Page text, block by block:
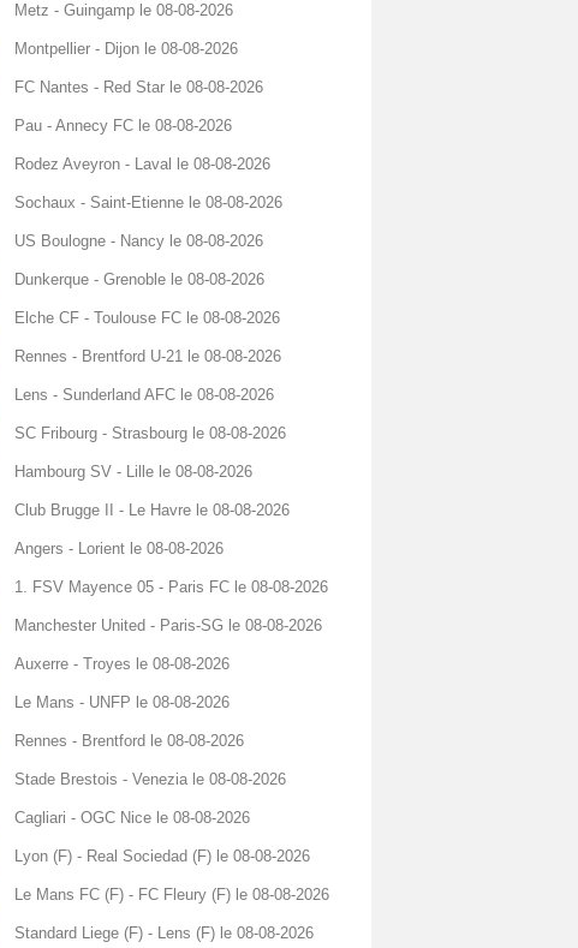
Metz - Guingamp le 08-08-2026
Montpellier - Dijon le 08-08-2026
FC Nantes - Red Star le 08-08-2026
Pau - Annecy FC le 08-08-2026
Rodez Aveyron - Laval le 08-08-2026
Sochaux - Saint-Etienne le 08-08-2026
US Boulogne - Nancy le 08-08-2026
Dunkerque - Grenoble le 08-08-2026
Elche CF - Toulouse FC le 08-08-2026
Rennes - Brentford U-21 le 08-08-2026
Lens - Sunderland AFC le 08-08-2026
SC Fribourg - Strasbourg le 08-08-2026
Hambourg SV - Lille le 08-08-2026
Club Brugge II - Le Havre le 08-08-2026
Angers - Lorient le 08-08-2026
1. FSV Mayence 05 - Paris FC le 08-08-2026
Manchester United - Paris-SG le 08-08-2026
Auxerre - Troyes le 08-08-2026
Le Mans - UNFP le 08-08-2026
Rennes - Brentford le 08-08-2026
Stade Brestois - Venezia le 08-08-2026
Cagliari - OGC Nice le 08-08-2026
Lyon (F) - Real Sociedad (F) le 08-08-2026
Le Mans FC (F) - FC Fleury (F) le 08-08-2026
Standard Liege (F) - Lens (F) le 08-08-2026